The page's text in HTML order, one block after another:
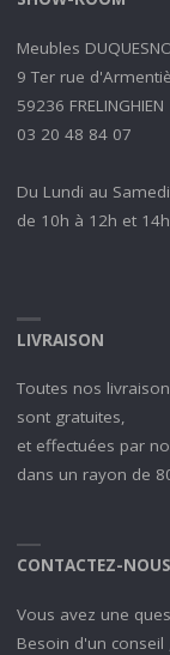
Meubles
9 Ter rue
59236 FRELINGHIEN
03 20 48 84 07
Du Lundi au Samedi
de 10h à 12h et
LIVRAISON
Toutes nos
sont gratuites,
et effectuées par
dans un rayon de
CONTACTEZ-NOUS
Vous avez une
Besoin d'un